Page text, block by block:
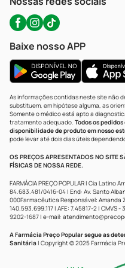
Baixe nosso APP
As informações contidas neste site não
substituem, em hipótese alguma, as
Somente o médico está apto a
tratamento adequado. Todos os
disponibilidade de produto em nosso
pode levar até dois dias úteis
OS PREÇOS APRESENTADOS NO SITE
FÍSICAS DE NOSSA REDE.
FARMÁCIA PREÇO POPULAR | Cia Latino
84.683.481/0416-04 | End: Av. Santo
000Farmacêutica Responsável: Amanda
140.593.699.117 | AFE: 7.45817-2 |
9202-1687 | e-mail:
A Farmácia Preço Popular segue as
Sanitária | Copyright © 2025 Farmácia